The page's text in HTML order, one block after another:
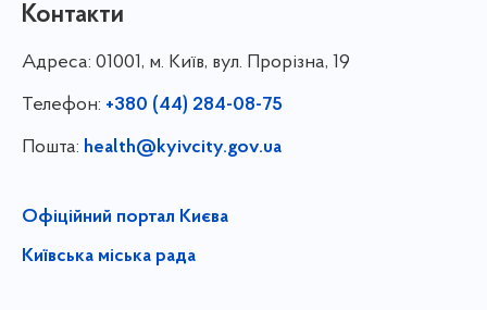
Контакти
Адреса: 01001, м. Київ, вул. Прорізна, 19
Телефон: +380 (44) 284-08-75
Пошта: health@kyivcity.gov.ua
Офіційний портал Києва
Київська міська рада